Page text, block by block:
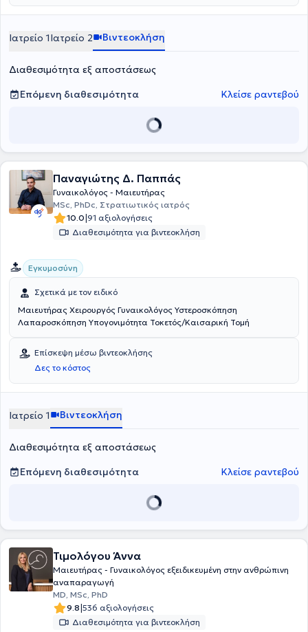
Κλινικής του Γενικού Νοσοκομείου Θεσσαλονίκης "Ιπποκράτειο".
και ειδικότερα στην λαπαροσκοπική – ρομποτική χειρουργική και
στη γυναικολογική ογκολογία, έχοντας εργαστεί στο Ηνωμένο
Πιστοποίημένος στη γυναικολογική ογκολογία από το Βασιλικό
Ιατρείο 1Ιατρείο 2 Βιντεοκλήση
Διαθεσιμότητα εξ αποστάσεως
Επόμενη διαθεσιμότητα
Κλείσε ραντεβού
Παναγιώτης Δ. Παππάς
Γυναικολόγος - Μαιευτήρας
MSc, PhDc, Στρατιωτικός ιατρός
10.0|91 αξιολογήσεις
Διαθεσιμότητα για βιντεοκλήση
Εγκυμοσύνη
Σχετικά με τον ειδικό
Μαιευτήρας Χειρουργός Γυναικολόγος Υστεροσκόπηση
Λαπαροσκόπηση Υπογονιμότητα Τοκετός/Καισαρική Τομή
Επίσκεψη μέσω βιντεοκλήσης
Δες το κόστος
Ιατρείο 1 Βιντεοκλήση
Διαθεσιμότητα εξ αποστάσεως
Επόμενη διαθεσιμότητα
Κλείσε ραντεβού
Τιμολόγου Άννα
Μαιευτήρας - Γυναικολόγος εξειδικευμένη στην ανθρώπινη
αναπαραγωγή
MD, MSc, PhD
9.8|536 αξιολογήσεις
Διαθεσιμότητα για βιντεοκλήση